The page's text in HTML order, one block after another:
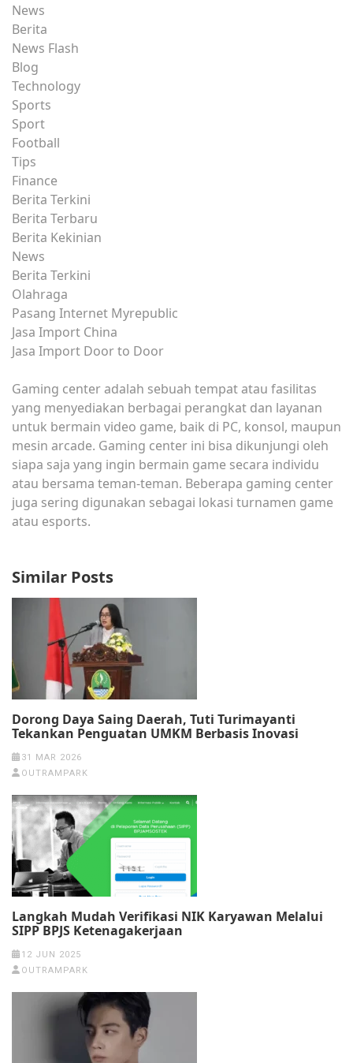
News
Berita
News Flash
Blog
Technology
Sports
Sport
Football
Tips
Finance
Berita Terkini
Berita Terbaru
Berita Kekinian
News
Berita Terkini
Olahraga
Pasang Internet Myrepublic
Jasa Import China
Jasa Import Door to Door
Gaming center adalah sebuah tempat atau fasilitas
yang menyediakan berbagai perangkat dan layanan
untuk bermain video game, baik di PC, konsol, maupun
mesin arcade. Gaming center ini bisa dikunjungi oleh
siapa saja yang ingin bermain game secara individu
atau bersama teman-teman. Beberapa gaming center
juga sering digunakan sebagai lokasi turnamen game
atau esports.
Similar Posts
Dorong Daya Saing Daerah, Tuti Turimayanti
Tekankan Penguatan UMKM Berbasis Inovasi
31 MAR 2026
OUTRAMPARK
Langkah Mudah Verifikasi NIK Karyawan Melalui
SIPP BPJS Ketenagakerjaan
12 JUN 2025
OUTRAMPARK